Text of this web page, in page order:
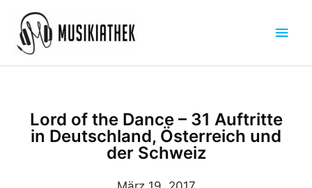
Inhalt
springen
Lord of the Dance – 31 Auftritte
in Deutschland, Österreich und
der Schweiz